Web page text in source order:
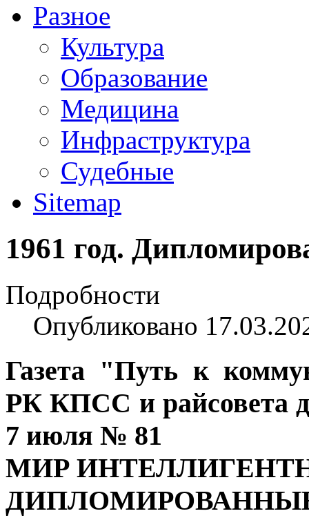
Разное
Культура
Образование
Медицина
Инфраструктура
Судебные
Sitemap
1961 год.
Подробности
Опубликовано
Газета "Путь к
РК КПСС и райсовета
7 июля № 81
МИР